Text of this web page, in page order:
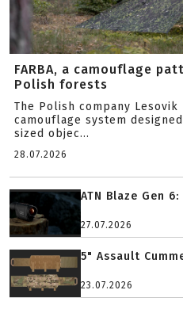
FARBA, a camouflage
Polish forests
The Polish company Lesovik
camouflage system
sized objec...
28.07.2026
ATN Blaze Gen
27.07.2026
5" Assault
23.07.2026